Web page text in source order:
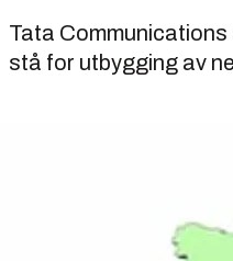
Tata Communications
stå for utbygging av